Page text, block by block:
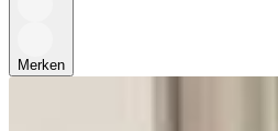
Merken